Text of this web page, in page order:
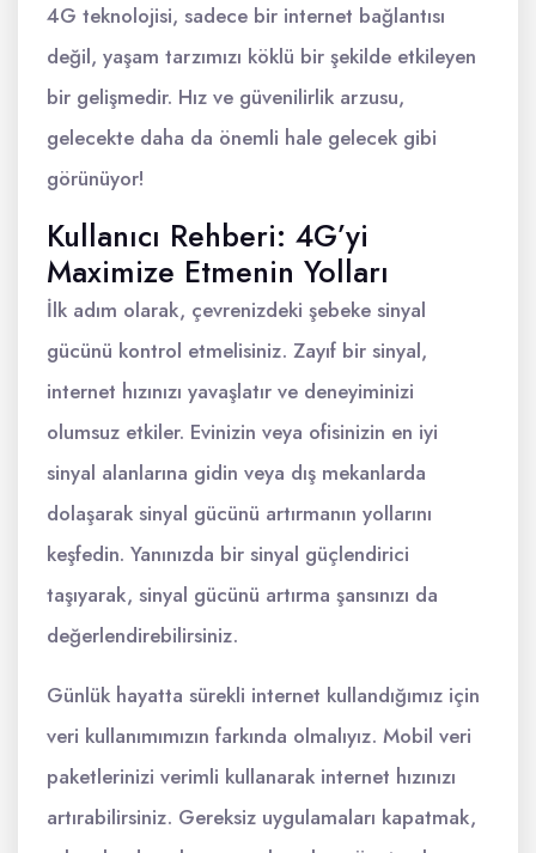
4G teknolojisi, sadece bir internet bağlantısı
değil, yaşam tarzımızı köklü bir şekilde etkileyen
bir gelişmedir. Hız ve güvenilirlik arzusu,
gelecekte daha da önemli hale gelecek gibi
görünüyor!
Kullanıcı Rehberi: 4G’yi
Maximize Etmenin Yolları
İlk adım olarak, çevrenizdeki şebeke sinyal
gücünü kontrol etmelisiniz. Zayıf bir sinyal,
internet hızınızı yavaşlatır ve deneyiminizi
olumsuz etkiler. Evinizin veya ofisinizin en iyi
sinyal alanlarına gidin veya dış mekanlarda
dolaşarak sinyal gücünü artırmanın yollarını
keşfedin. Yanınızda bir sinyal güçlendirici
taşıyarak, sinyal gücünü artırma şansınızı da
değerlendirebilirsiniz.
Günlük hayatta sürekli internet kullandığımız için
veri kullanımımızın farkında olmalıyız. Mobil veri
paketlerinizi verimli kullanarak internet hızınızı
artırabilirsiniz. Gereksiz uygulamaları kapatmak,